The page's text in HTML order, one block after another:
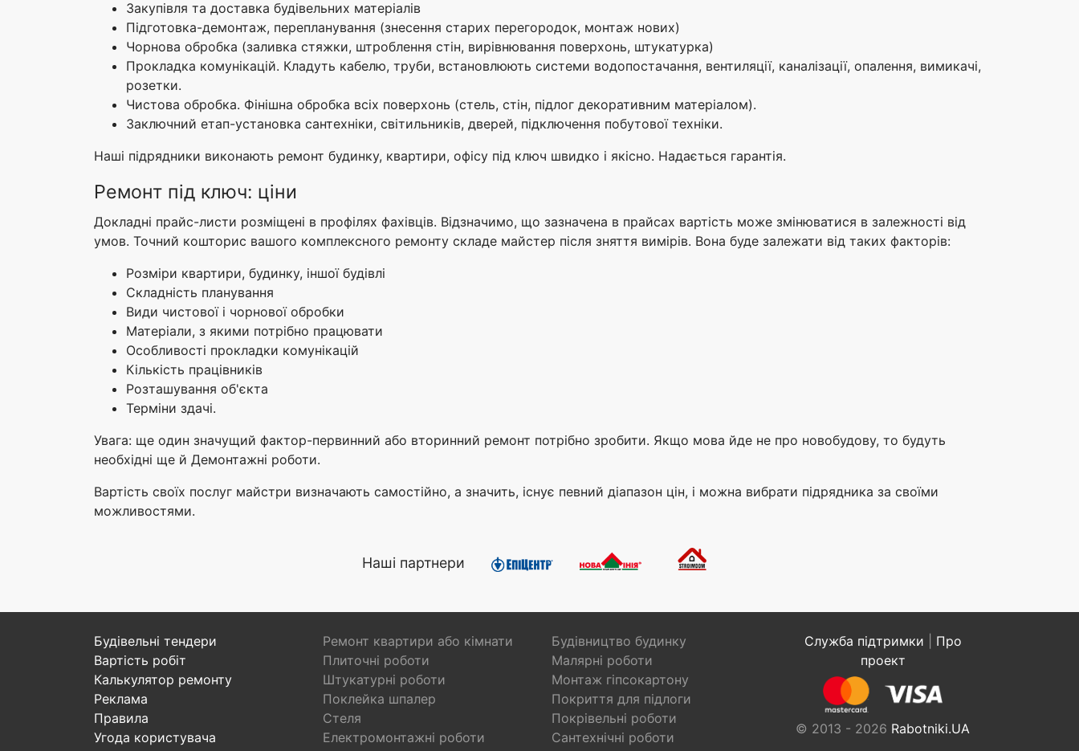
Закупівля та доставка будівельних матеріалів
Підготовка-демонтаж, перепланування (знесення старих перегородок, монтаж нових)
Чорнова обробка (заливка стяжки, штроблення стін, вирівнювання поверхонь, штукатурка)
Прокладка комунікацій. Кладуть кабелю, труби, встановлюють системи водопостачання, вентиляції, каналізації, опалення, вимикачі,
розетки.
Чистова обробка. Фінішна обробка всіх поверхонь (стель, стін, підлог декоративним матеріалом).
Заключний етап-установка сантехніки, світильників, дверей, підключення побутової техніки.
Наші підрядники виконають ремонт будинку, квартири, офісу під ключ швидко і якісно. Надається гарантія.
Ремонт під ключ: ціни
Докладні прайс-листи розміщені в профілях фахівців. Відзначимо, що зазначена в прайсах вартість може змінюватися в залежності від
умов. Точний кошторис вашого комплексного ремонту складе майстер після зняття вимірів. Вона буде залежати від таких факторів:
Розміри квартири, будинку, іншої будівлі
Складність планування
Види чистової і чорнової обробки
Матеріали, з якими потрібно працювати
Особливості прокладки комунікацій
Кількість працівників
Розташування об'єкта
Терміни здачі.
Увага: ще один значущий фактор-первинний або вторинний ремонт потрібно зробити. Якщо мова йде не про новобудову, то будуть
необхідні ще й Демонтажні роботи.
Вартість своїх послуг майстри визначають самостійно, а значить, існує певний діапазон цін, і можна вибрати підрядника за своїми
можливостями.
Наші партнери
Будівельні тендери
Вартість робіт
Калькулятор ремонту
Реклама
Правила
Угода користувача
Ремонт квартири або кімнати
Будівництво будинку
Плиточні роботи
Малярні роботи
Штукатурні роботи
Монтаж гіпсокартону
Поклейка шпалер
Покриття для підлоги
Стеля
Покрівельні роботи
Електромонтажні роботи
Сантехнічні роботи
Служба підтримки
Про
проект
© 2013 - 2026 Rabotniki.UA